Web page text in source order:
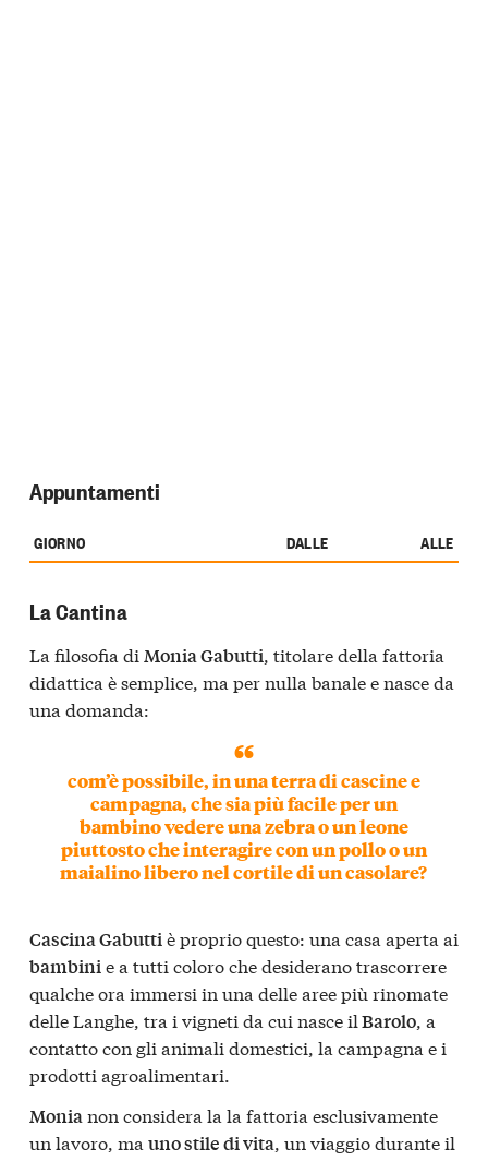
Appuntamenti
GIORNO DALLE ALLE
La Cantina
La filosofia di Monia Gabutti, titolare della fattoria
didattica è semplice, ma per nulla banale e nasce da
una domanda:
com’è possibile, in una terra di cascine e
campagna, che sia più facile per un
bambino vedere una zebra o un leone
piuttosto che interagire con un pollo o un
maialino libero nel cortile di un casolare?
Cascina Gabutti è proprio questo: una casa aperta ai
bambini e a tutti coloro che desiderano trascorrere
qualche ora immersi in una delle aree più rinomate
delle Langhe, tra i vigneti da cui nasce ilBarolo , a
contatto con gli animali domestici, la campagna e i
prodotti agroalimentari.
Monianon considera la la fattoria esclusivamente
un lavoro, ma uno stile di vita, un viaggio durante il